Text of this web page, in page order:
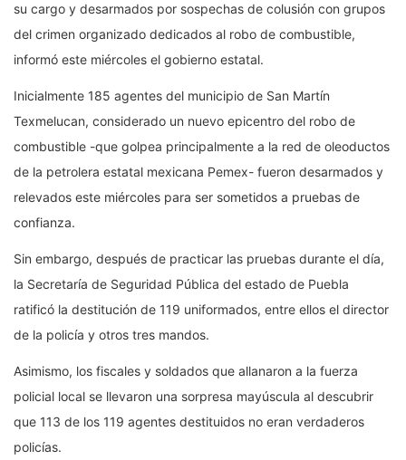
su cargo y desarmados por sospechas de colusión con grupos
del crimen organizado dedicados al robo de combustible,
informó este miércoles el gobierno estatal.
Inicialmente 185 agentes del municipio de San Martín
Texmelucan, considerado un nuevo epicentro del robo de
combustible -que golpea principalmente a la red de oleoductos
de la petrolera estatal mexicana Pemex- fueron desarmados y
relevados este miércoles para ser sometidos a pruebas de
confianza.
Sin embargo, después de practicar las pruebas durante el día,
la Secretaría de Seguridad Pública del estado de Puebla
ratificó la destitución de 119 uniformados, entre ellos el director
de la policía y otros tres mandos.
Asimismo, los fiscales y soldados que allanaron a la fuerza
policial local se llevaron una sorpresa mayúscula al descubrir
que 113 de los 119 agentes destituidos no eran verdaderos
policías.